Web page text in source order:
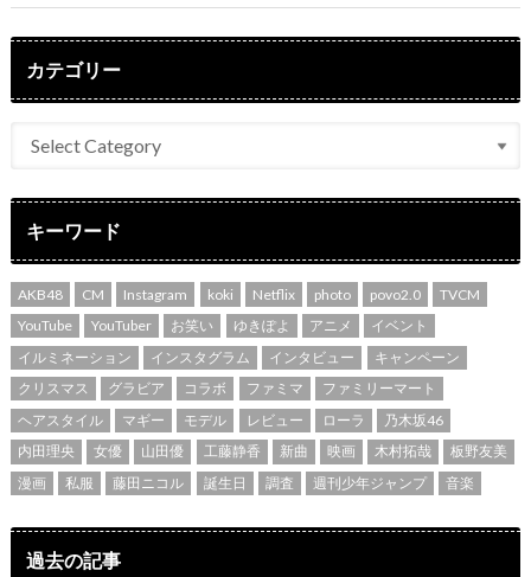
カテゴリー
キーワード
AKB48 CM Instagram koki Netflix photo povo2.0
TVCM
YouTube
YouTuber お笑い ゆきぽよ アニメ
イベント
イルミネーション
インスタグラム インタビュー
キャンペーン
クリスマス
グラビア コラボ ファミマ
ファミリーマート
ヘアスタイル
マギー モデル レビュー ローラ
乃木坂46
内田理央
女優 山田優 工藤静香 新曲 映画 木村拓哉
板野友美
漫画
私服 藤田ニコル 誕生日 調査 週刊少年ジャンプ 音楽
過去の記事